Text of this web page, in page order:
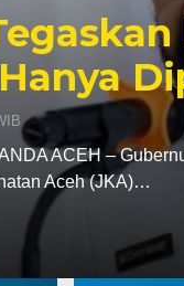
ACEH –
Aceh (JKA)…